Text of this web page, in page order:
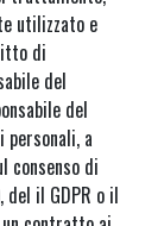
utilizzato e
di
del
del
a
consenso di
il GDPR o il